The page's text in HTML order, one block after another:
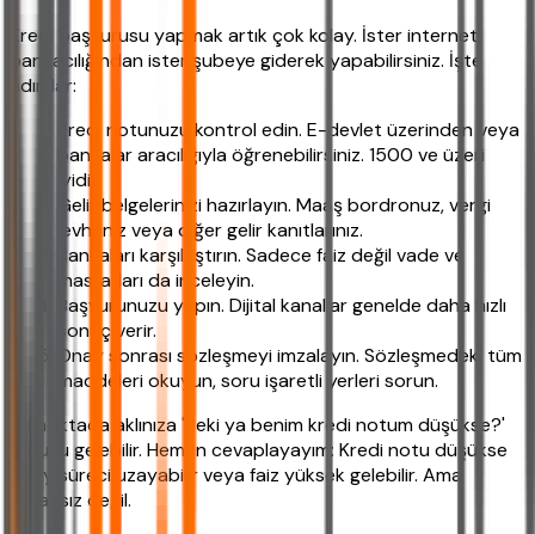
Kredi başvurusu yapmak artık çok kolay. İster internet
bankacılığından ister şubeye giderek yapabilirsiniz. İşte
adımlar:
Kredi notunuzu kontrol edin. E-devlet üzerinden veya
bankalar aracılığıyla öğrenebilirsiniz. 1500 ve üzeri
iyidir.
Gelir belgelerinizi hazırlayın. Maaş bordronuz, vergi
levhanız veya diğer gelir kanıtlarınız.
Bankaları karşılaştırın. Sadece faiz değil vade ve
masrafları da inceleyin.
Başvurunuzu yapın. Dijital kanallar genelde daha hızlı
sonuç verir.
Onay sonrası sözleşmeyi imzalayın. Sözleşmedeki tüm
maddeleri okuyun, soru işaretli yerleri sorun.
Bu noktada aklınıza 'Peki ya benim kredi notum düşükse?'
sorusu gelebilir. Hemen cevaplayayım: Kredi notu düşükse
onay süreci uzayabilir veya faiz yüksek gelebilir. Ama
imkansız değil.